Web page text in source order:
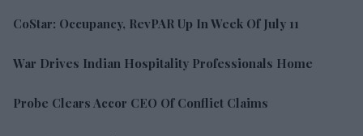
CoStar: Occupancy, RevPAR Up In Week Of July 11
War Drives Indian Hospitality Professionals Home
Probe Clears Accor CEO Of Conflict Claims